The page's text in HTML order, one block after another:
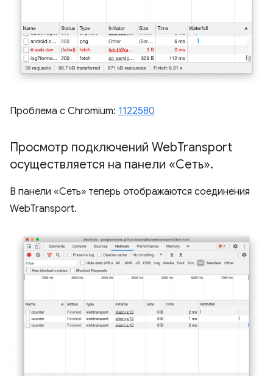
Проблема с Chromium: 1122580
Просмотр подключений WebTransport
осуществляется на панели «Сеть».
В панели «Сеть» теперь отображаются соединения
WebTransport.